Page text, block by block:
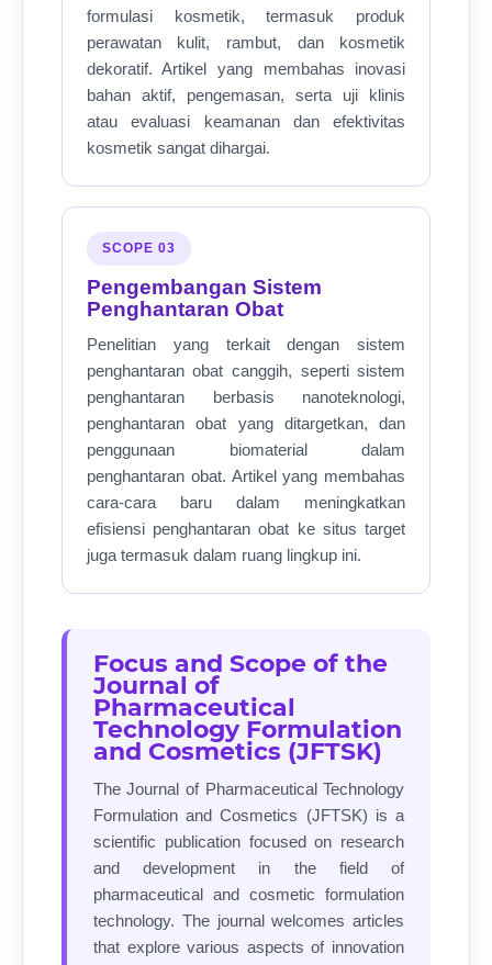
formulasi kosmetik, termasuk produk
perawatan kulit, rambut, dan kosmetik
dekoratif. Artikel yang membahas inovasi
bahan aktif, pengemasan, serta uji klinis
atau evaluasi keamanan dan efektivitas
kosmetik sangat dihargai.
SCOPE 03
Pengembangan Sistem
Penghantaran Obat
Penelitian yang terkait dengan sistem
penghantaran obat canggih, seperti sistem
penghantaran berbasis nanoteknologi,
penghantaran obat yang ditargetkan, dan
penggunaan biomaterial dalam
penghantaran obat. Artikel yang membahas
cara-cara baru dalam meningkatkan
efisiensi penghantaran obat ke situs target
juga termasuk dalam ruang lingkup ini.
Focus and Scope of the
Journal of
Pharmaceutical
Technology Formulation
and Cosmetics (JFTSK)
The Journal of Pharmaceutical Technology
Formulation and Cosmetics (JFTSK) is a
scientific publication focused on research
and development in the field of
pharmaceutical and cosmetic formulation
technology. The journal welcomes articles
that explore various aspects of innovation